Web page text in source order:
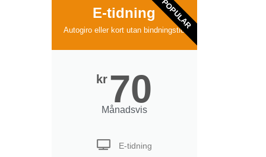
E-tidning
Autogiro eller kort utan bindningstid
kr 70
Månadsvis
E-tidning
POPULAR